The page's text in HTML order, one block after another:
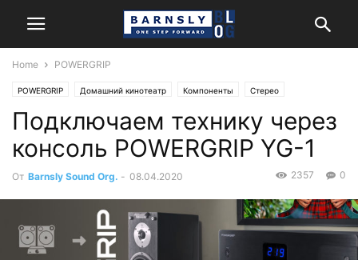
Home POWERGRIP
POWERGRIP Домашний кинотеатр Компоненты Стерео
Энциклопедия
Подключаем технику через
консоль POWERGRIP YG-1
От Barnsly Sound Org. - 08.04.2020 0
2357